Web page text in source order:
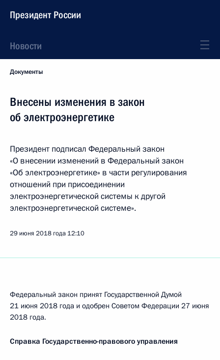
Президент России
Новости
Документы
Внесены изменения в закон
об электроэнергетике
Президент подписал Федеральный закон
«О внесении изменений в Федеральный закон
«Об электроэнергетике» в части регулирования
отношений при присоединении
электроэнергетической системы к другой
электроэнергетической системе».
29 июня 2018 года 12:10
Федеральный закон принят Государственной Думой
21 июня 2018 года и одобрен Советом Федерации 27 июня
2018 года.
Справка Государственно-правового управления